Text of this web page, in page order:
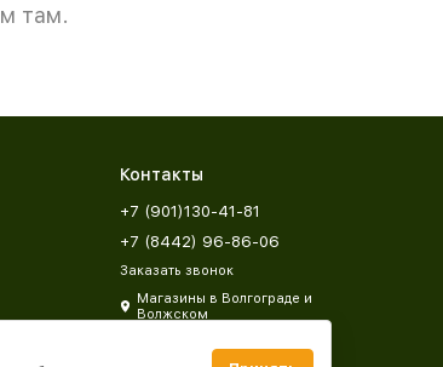
там.
Контакты
+7 (901)130-41-81
+7 (8442) 96-86-06
Заказать звонок
Магазины в Волгограде и
Волжском